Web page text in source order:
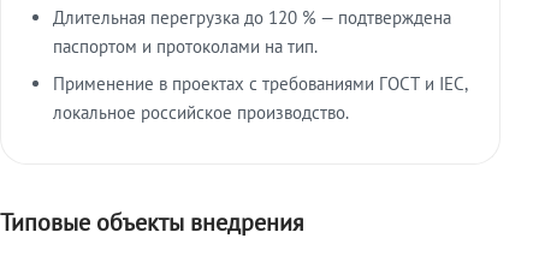
Длительная перегрузка до 120 % — подтверждена
паспортом и протоколами на тип.
Применение в проектах с требованиями ГОСТ и IEC,
локальное российское производство.
Типовые объекты внедрения